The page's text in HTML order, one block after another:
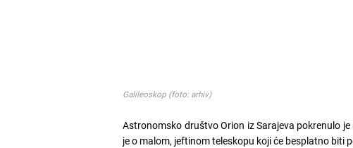
Galileoskop (foto: arhiv)
Astronomsko društvo Orion iz Sarajeva pokrenulo
je o malom, jeftinom teleskopu koji će besplatno biti